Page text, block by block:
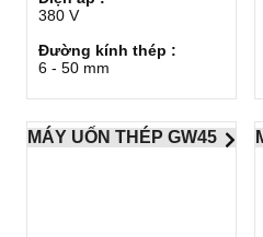
380 V
Đường kính thép :
6 - 50 mm
MÁY UỐN THÉP GW45